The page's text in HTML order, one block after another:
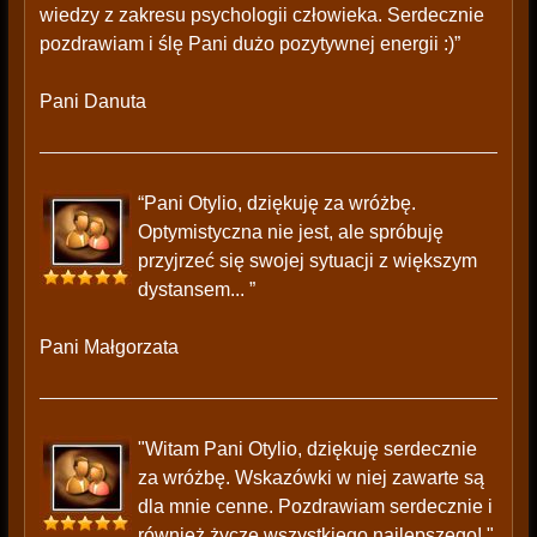
wiedzy z zakresu psychologii człowieka. Serdecznie
pozdrawiam i ślę Pani dużo pozytywnej energii :)”
Pani Danuta
“Pani Otylio, dziękuję za wróżbę.
Optymistyczna nie jest, ale spróbuję
przyjrzeć się swojej sytuacji z większym
dystansem... ”
Pani Małgorzata
"Witam Pani Otylio, dziękuję serdecznie
za wróżbę. Wskazówki w niej zawarte są
dla mnie cenne. Pozdrawiam serdecznie i